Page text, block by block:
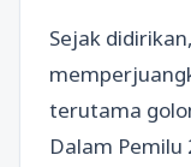
Sejak
terutama
Dalam Pemilu